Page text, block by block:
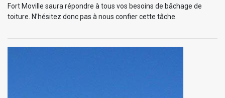
Fort Moville saura répondre à tous vos besoins de bâchage de
toiture. N’hésitez donc pas à nous confier cette tâche.